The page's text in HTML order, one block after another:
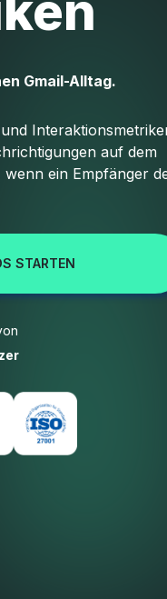
Gmail-Alltag.
auf dem
ein Empfänger
STARTEN